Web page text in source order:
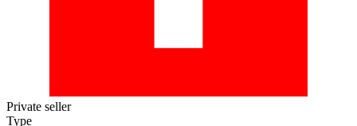
Private seller
Type